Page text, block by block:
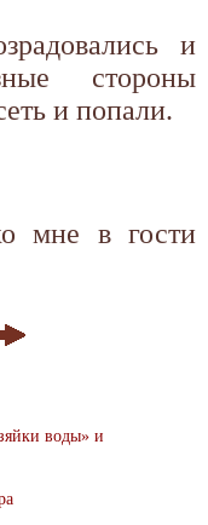
и
стороны
и попали.
мне в гости
воды» и